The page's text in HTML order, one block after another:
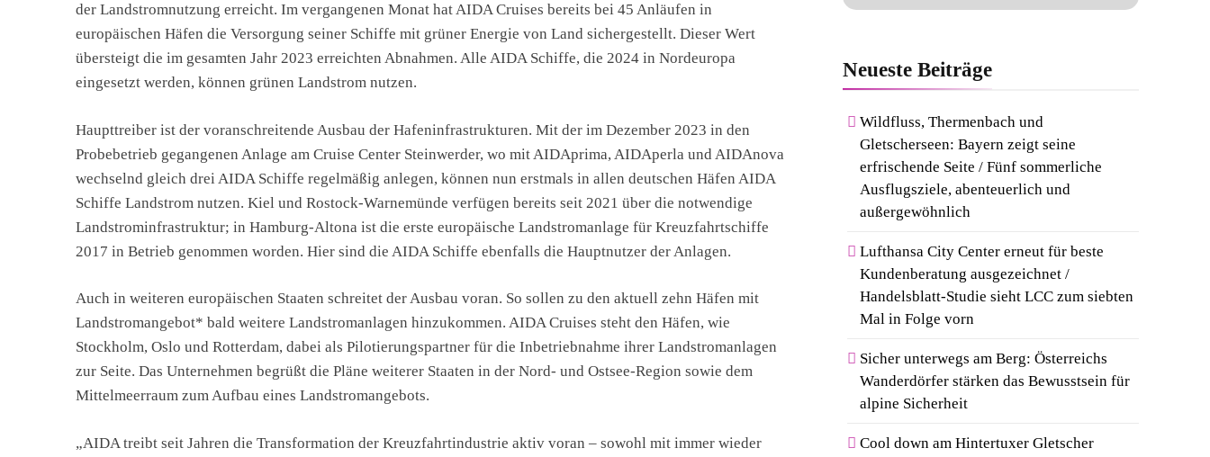
der Landstromnutzung erreicht. Im vergangenen Monat hat AIDA Cruises bereits bei 45 Anläufen in
europäischen Häfen die Versorgung seiner Schiffe mit grüner Energie von Land sichergestellt. Dieser Wert
übersteigt die im gesamten Jahr 2023 erreichten Abnahmen. Alle AIDA Schiffe, die 2024 in Nordeuropa
eingesetzt werden, können grünen Landstrom nutzen.
Haupttreiber ist der voranschreitende Ausbau der Hafeninfrastrukturen. Mit der im Dezember 2023 in den
Probebetrieb gegangenen Anlage am Cruise Center Steinwerder, wo mit AIDAprima, AIDAperla und AIDAnova
wechselnd gleich drei AIDA Schiffe regelmäßig anlegen, können nun erstmals in allen deutschen Häfen AIDA
Schiffe Landstrom nutzen. Kiel und Rostock-Warnemünde verfügen bereits seit 2021 über die notwendige
Landstrominfrastruktur; in Hamburg-Altona ist die erste europäische Landstromanlage für Kreuzfahrtschiffe
2017 in Betrieb genommen worden. Hier sind die AIDA Schiffe ebenfalls die Hauptnutzer der Anlagen.
Auch in weiteren europäischen Staaten schreitet der Ausbau voran. So sollen zu den aktuell zehn Häfen mit
Landstromangebot* bald weitere Landstromanlagen hinzukommen. AIDA Cruises steht den Häfen, wie
Stockholm, Oslo und Rotterdam, dabei als Pilotierungspartner für die Inbetriebnahme ihrer Landstromanlagen
zur Seite. Das Unternehmen begrüßt die Pläne weiterer Staaten in der Nord- und Ostsee-Region sowie dem
Mittelmeerraum zum Aufbau eines Landstromangebots.
„AIDA treibt seit Jahren die Transformation der Kreuzfahrtindustrie aktiv voran – sowohl mit immer wieder
NeuesteBeiträge
Wildfluss, Thermenbach und
Gletscherseen: Bayern zeigt seine
erfrischende Seite / Fünf sommerliche
Ausflugsziele, abenteuerlich und
außergewöhnlich
Lufthansa City Center erneut für beste
Kundenberatung ausgezeichnet /
Handelsblatt-Studie sieht LCC zum siebten
Mal in Folge vorn
Sicher unterwegs am Berg: Österreichs
Wanderdörfer stärken das Bewusstsein für
alpine Sicherheit
Cool down am Hintertuxer Gletscher